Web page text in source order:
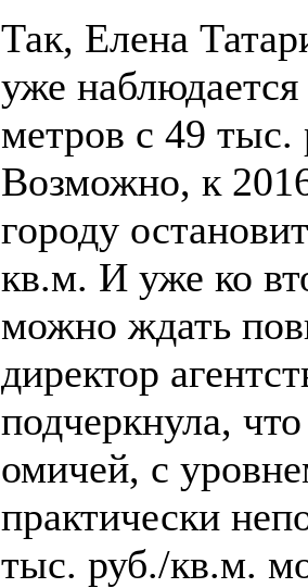
Так, Елена
уже
метров с 49
Возможно, к
городу
кв.м. И уже ко
можно ждать
директор
подчеркнула,
омичей, с
практически
тыс. руб./кв.м.